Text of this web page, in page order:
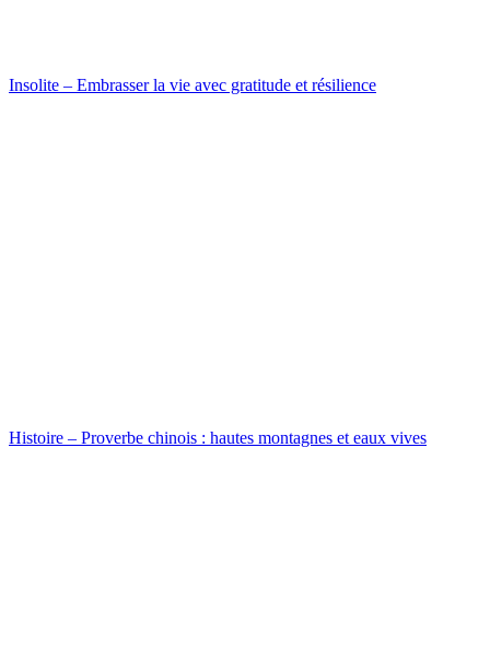
Insolite – Embrasser la vie avec gratitude et résilience
Histoire – Proverbe chinois : hautes montagnes et eaux vives